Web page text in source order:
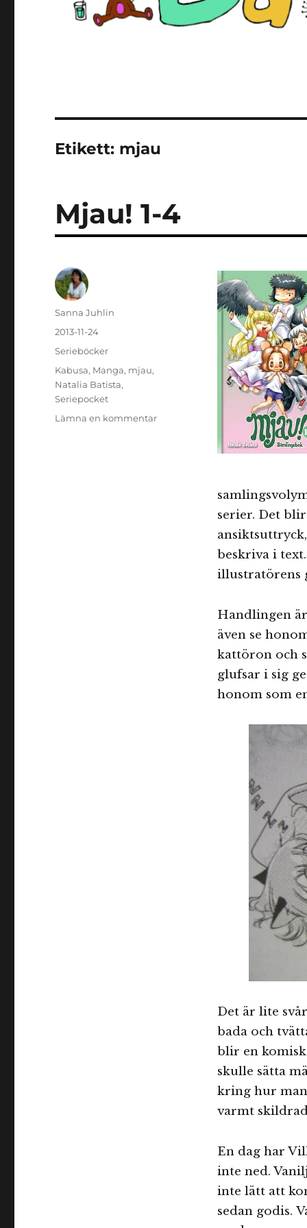
Etikett: mjau
Mjau! 1-4
serier. Det
beskriva i
illustratörens
Handlingen
även se
kattöron och
glufsar i sig
honom som
Det är lite
bada och
blir en
skulle sätta
kring hur
varmt
En dag har
inte ned.
inte lätt att
sedan godis.
Författare
Sanna Juhlin
Publicerat
den
2013-11-24
Kategorier
Serieböcker
Etiketter
Kabusa, Manga, mjau,
Natalia Batista,
Seriepocket
Lämna en kommentartill